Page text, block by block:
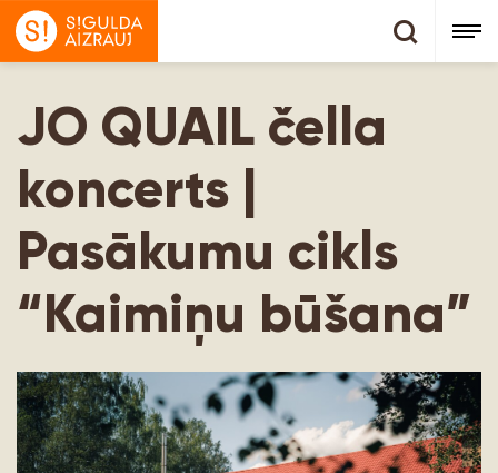
JO QUAIL čella
koncerts |
Pasākumu cikls
“Kaimiņu būšana”